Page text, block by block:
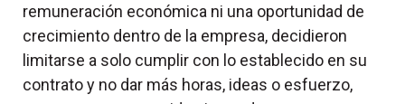
remuneración económica ni una oportunidad de
crecimiento dentro de la empresa, decidieron
limitarse a solo cumplir con lo establecido en su
contrato y no dar más horas, ideas o esfuerzo,